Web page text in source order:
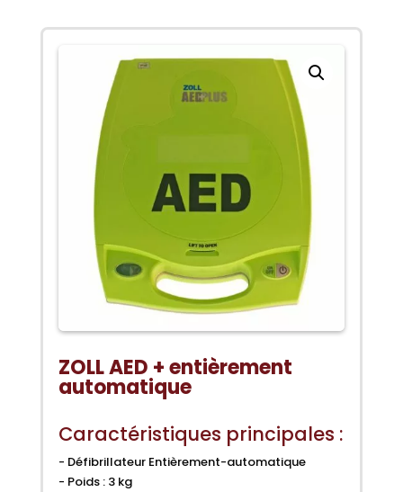
ZOLL AED + entièrement
automatique
Caractéristiques principales :
- Défibrillateur Entièrement-automatique
- Poids : 3 kg